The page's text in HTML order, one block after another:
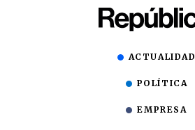
ACTUALIDAD
POLÍTICA
EMPRESA